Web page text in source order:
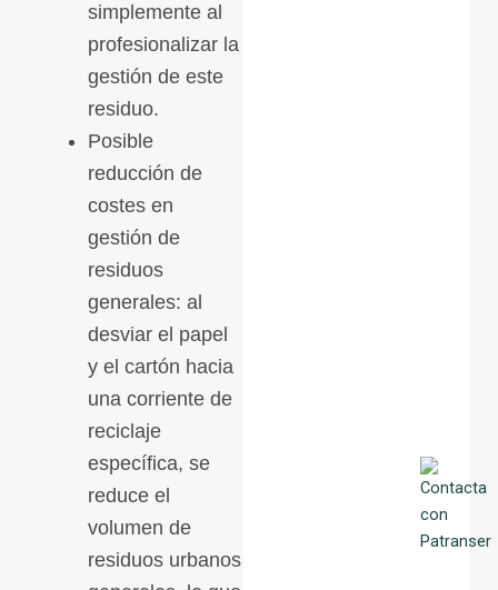
simplemente al
profesionalizar la
gestión de este
residuo.
Posible
reducción de
costes en
gestión de
residuos
generales: al
desviar el papel
y el cartón hacia
una corriente de
reciclaje
específica, se
reduce el
volumen de
residuos urbanos